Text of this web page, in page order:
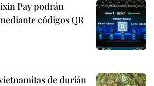
Pay podrán
códigos QR
de durián